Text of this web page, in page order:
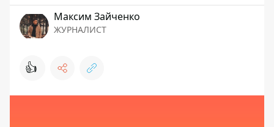
Максим Зайченко
ЖУРНАЛИСТ
👍